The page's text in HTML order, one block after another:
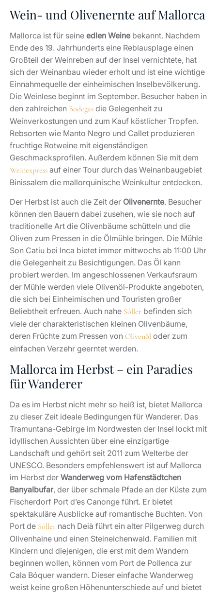
Wein- und Olivenernte auf Mallorca
Mallorca ist für seine edlen Weine bekannt. Nachdem
Ende des 19. Jahrhunderts eine Reblausplage einen
Großteil der Weinreben auf der Insel vernichtete, hat
sich der Weinanbau wieder erholt und ist eine wichtige
Einnahmequelle der einheimischen Inselbevölkerung.
Die Weinlese beginnt im September. Besucher haben in
den zahlreichen Bodegas die Gelegenheit zu
Weinverkostungen und zum Kauf köstlicher Tropfen.
Rebsorten wie Manto Negro und Callet produzieren
fruchtige Rotweine mit eigenständigen
Geschmacksprofilen. Außerdem können Sie mit dem
Weinexpress auf einer Tour durch das Weinanbaugebiet
Binissalem die mallorquinische Weinkultur entdecken.
Der Herbst ist auch die Zeit der Olivenernte. Besucher
können den Bauern dabei zusehen, wie sie noch auf
traditionelle Art die Olivenbäume schütteln und die
Oliven zum Pressen in die Ölmühle bringen. Die Mühle
Son Catiu bei Inca bietet immer mittwochs ab 11:00 Uhr
die Gelegenheit zu Besichtigungen. Das Öl kann
probiert werden. Im angeschlossenen Verkaufsraum
der Mühle werden viele Olivenöl-Produkte angeboten,
die sich bei Einheimischen und Touristen großer
Beliebtheit erfreuen. Auch nahe Sóller befinden sich
viele der charakteristischen kleinen Olivenbäume,
deren Früchte zum Pressen von Olivenöl oder zum
einfachen Verzehr geerntet werden.
Mallorca im Herbst – ein Paradies
für Wanderer
Da es im Herbst nicht mehr so heiß ist, bietet Mallorca
zu dieser Zeit ideale Bedingungen für Wanderer. Das
Tramuntana-Gebirge im Nordwesten der Insel lockt mit
idyllischen Aussichten über eine einzigartige
Landschaft und gehört seit 2011 zum Welterbe der
UNESCO. Besonders empfehlenswert ist auf Mallorca
im Herbst der Wanderweg vom Hafenstädtchen
Banyalbufar, der über schmale Pfade an der Küste zum
Fischerdorf Port d’es Canonge führt. Er bietet
spektakuläre Ausblicke auf romantische Buchten. Von
Port de Sóller nach Deià führt ein alter Pilgerweg durch
Olivenhaine und einen Steineichenwald. Familien mit
Kindern und diejenigen, die erst mit dem Wandern
beginnen wollen, können vom Port de Pollenca zur
Cala Bóquer wandern. Dieser einfache Wanderweg
weist keine großen Höhenunterschiede auf und bietet